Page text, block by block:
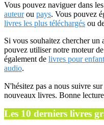
Vous pouvez naviguer dans les
auteurou pays. Vous pouvez
livres les plus téléchargés ou
Si vous souhaitez chercher
pouvez utiliser notre moteur
également de livres pour
audio.
N'hésitez pas a nous suivre sur
nouveaux livres. Bonne
Les 10 derniers livres